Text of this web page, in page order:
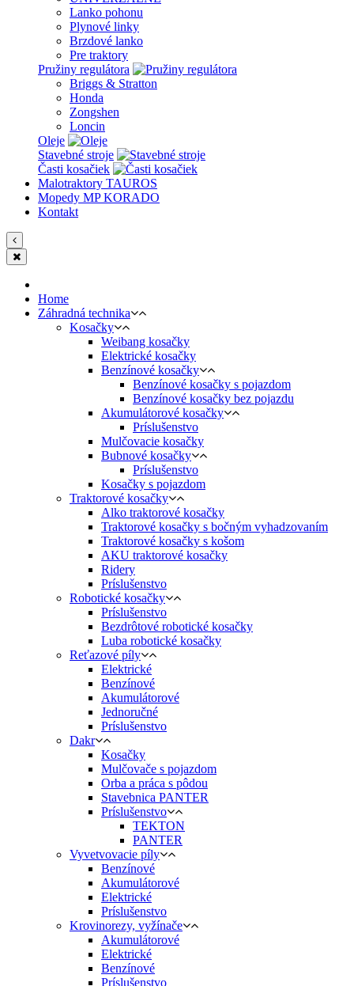
Lanko pohonu
Plynové linky
Brzdové lanko
Pre traktory
Pružiny regulátora
Briggs & Stratton
Honda
Zongshen
Loncin
Oleje
Stavebné stroje
Časti kosačiek
Malotraktory TAUROS
Mopedy MP KORADO
Kontakt
Home
Záhradná technika
Kosačky
Weibang kosačky
Elektrické kosačky
Benzínové kosačky
Benzínové kosačky s pojazdom
Benzínové kosačky bez pojazdu
Akumulátorové kosačky
Príslušenstvo
Mulčovacie kosačky
Bubnové kosačky
Príslušenstvo
Kosačky s pojazdom
Traktorové kosačky
Alko traktorové kosačky
Traktorové kosačky s bočným vyhadzovaním
Traktorové kosačky s košom
AKU traktorové kosačky
Ridery
Príslušenstvo
Robotické kosačky
Príslušenstvo
Bezdrôtové robotické kosačky
Luba robotické kosačky
Reťazové píly
Elektrické
Benzínové
Akumulátorové
Jednoručné
Príslušenstvo
Dakr
Kosačky
Mulčovače s pojazdom
Orba a práca s pôdou
Stavebnica PANTER
Príslušenstvo
TEKTON
PANTER
Vyvetvovacie píly
Benzínové
Akumulátorové
Elektrické
Príslušenstvo
Krovinorezy, vyžínače
Akumulátorové
Elektrické
Benzínové
Príslušenstvo